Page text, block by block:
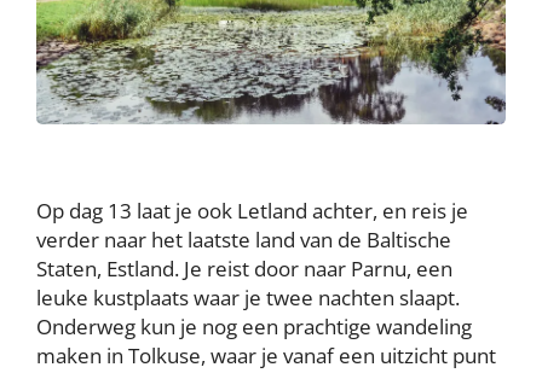
Op dag 13 laat je ook Letland achter, en reis je
verder naar het laatste land van de Baltische
Staten, Estland. Je reist door naar Parnu, een
leuke kustplaats waar je twee nachten slaapt.
Onderweg kun je nog een prachtige wandeling
maken in Tolkuse, waar je vanaf een uitzicht punt